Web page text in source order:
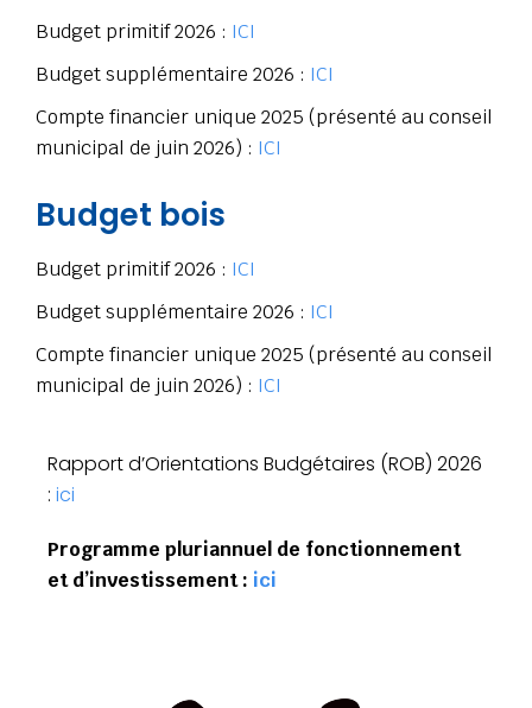
Budget primitif 2026 : ICI
Budget supplémentaire 2026 : ICI
Compte financier unique 2025 (présenté au conseil
municipal de juin 2026) : ICI
Budget bois
Budget primitif 2026 : ICI
Budget supplémentaire 2026 : ICI
Compte financier unique 2025 (présenté au conseil
municipal de juin 2026) : ICI
Rapport d’Orientations Budgétaires (ROB) 2026
: ici
Programme pluriannuel de fonctionnement
et d’investissement : ici